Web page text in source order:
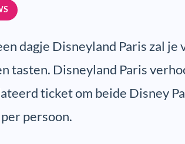
dagje Disneyland Paris zal
tasten. Disneyland Paris
ticket om beide Disney
persoon.